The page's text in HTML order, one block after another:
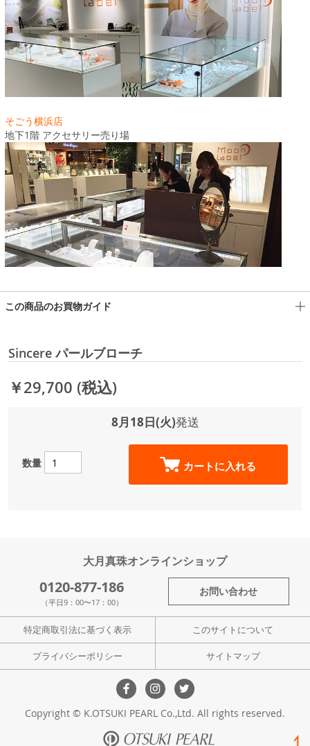
そごう横浜店
地下1階 アクセサリー売り場
この商品のお買物ガイド
Sincere パールブローチ
￥29,700 (税込)
8月18日(火)発送
数量 カートに入れる
大月真珠オンラインショップ
0120-877-186
（平日9：00〜17：00）
お問い合わせ
特定商取引法に基づく表示 このサイトについて
プライバシーポリシー サイトマップ
Copyright © K.OTSUKI PEARL Co.,Ltd. All rights reserved.